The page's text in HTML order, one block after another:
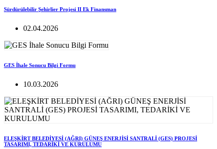
Sürdürülebilir Şehirlier Projesi II Ek Finansman
02.04.2026
GES İhale Sonucu Bilgi Formu
10.03.2026
ELEŞKİRT BELEDİYESİ (AĞRI) GÜNEŞ ENERJİSİ SANTRALİ (GES) PROJESİ
TASARIMI, TEDARİKİ VE KURULUMU